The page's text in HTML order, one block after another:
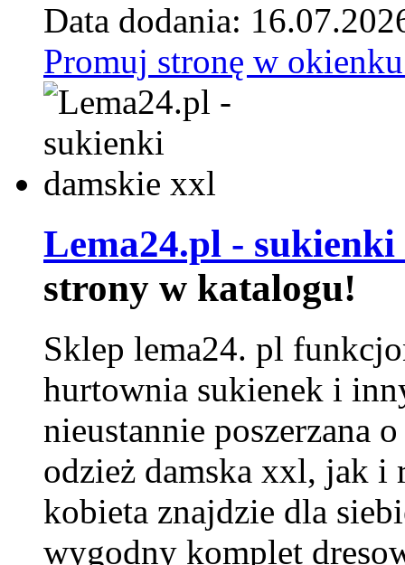
Data dodania:
Promuj stronę w
Lema24.pl -
strony w katalogu!
Sklep lema24. pl
hurtownia sukienek i
nieustannie poszerzana
odzież damska xxl, jak i
kobieta znajdzie dla
wygodny komplet